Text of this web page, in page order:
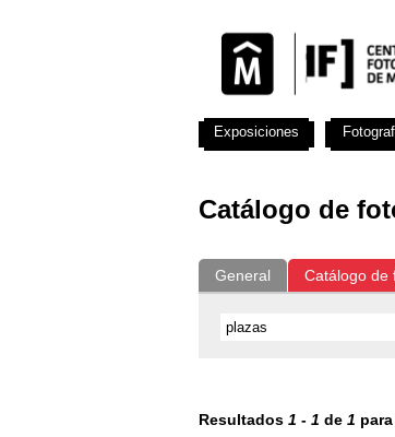
Catálogo de
General Catálogo de
Resultados 1 - 1 de 1 para
Exposiciones